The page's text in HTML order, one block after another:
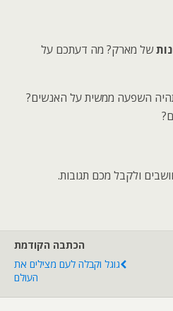
של מארק? מה דעתכם על
השפעה ממשית על האנשים?
ולקבל מכם תגובות.
הכתבה הקודמת
גוגל וקבלה לעם מצילים את
העולם